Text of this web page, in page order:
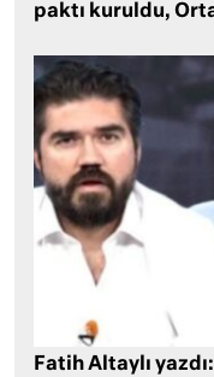
paktı kuruldu,
Fatih Altaylı